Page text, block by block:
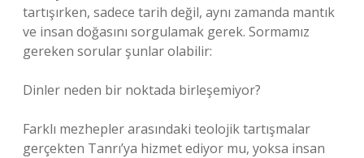
tartışırken, sadece tarih değil, aynı zamanda mantık
ve insan doğasını sorgulamak gerek. Sormamız
gereken sorular şunlar olabilir:
Dinler neden bir noktada birleşemiyor?
Farklı mezhepler arasındaki teolojik tartışmalar
gerçekten Tanrı’ya hizmet ediyor mu, yoksa insan